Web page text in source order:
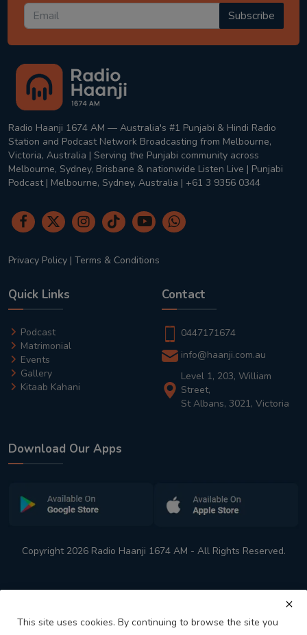
Subscribe
Radio Haanji 1674 AM — Australia's #1 Punjabi & Hindi Radio
Station and Podcast Network Broadcasting from Melbourne,
Victoria, Australia | Serving the Punjabi community across
Melbourne, Sydney, Brisbane & nationwide Listen Live | Punjabi
Podcast | Melbourne, Sydney, Australia | +61 3 9356 0344
Privacy Policy | Terms & Conditions
Quick Links
Podcast
Matrimonial
Events
Gallery
Kitaab Kahani
Contact
0447171674
info@haanji.com.au
Level 1, 203, William
Street,
St Albans, 3021, Victoria
Download Our Apps
Copyright 2026 Radio Haanji 1674 AM - All Rights Reserved.
This site uses cookies. By continuing to browse the site you